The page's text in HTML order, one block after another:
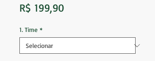
R$ 199,90Preço
1. Time *